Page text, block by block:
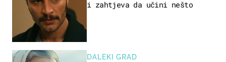
i zahtjeva da učini nešto
DALEKI GRAD